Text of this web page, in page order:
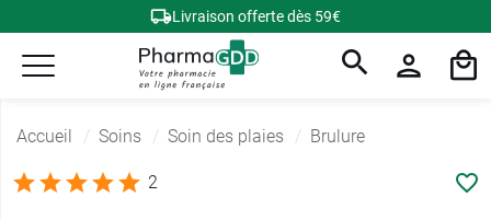
Livraison offerte dès 59€
Accueil Soins Soin des plaies Brulure
2